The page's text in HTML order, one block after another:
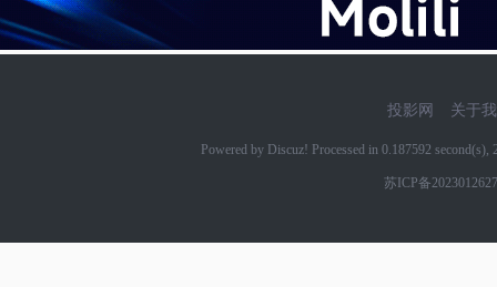
投影网 关于
Powered by Discuz! Processed in 0.187592
苏ICP备